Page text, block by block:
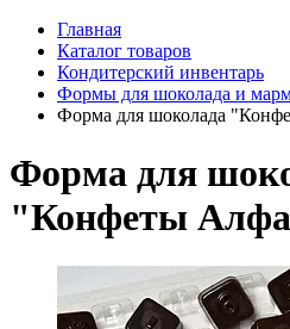
Главная
Каталог товаров
Кондитерский инвентарь
Формы для шоколада и
Форма для шоколада
Форма для
"Конфеты